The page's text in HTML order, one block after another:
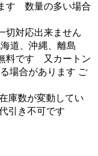
す 数量の多い場合
切対応出来ません
道、沖縄、離島
料です 又カートン
場合があります ご
庫数が変動してい
引き不可です